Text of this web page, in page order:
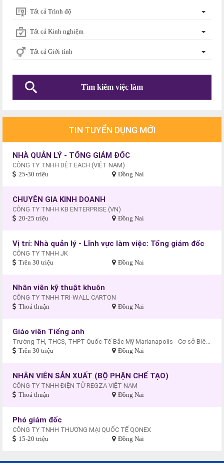
Tất cả Trình độ
Tất cả Kinh nghiệm
Tất cả Giới tính
TIN TUYỂN DỤNG MỚI
NHÀ QUẢN LÝ - TỔNG GIÁM ĐỐC
CÔNG TY TNHH DỆT EACH (VIỆT NAM)
25-30 triệu Đồng Nai
CHUYÊN GIA KINH DOANH
CÔNG TY TNHH KB ENTERPRISE (VN)
20-25 triệu Đồng Nai
Vị trí: Nhà quản lý - Lĩnh vực làm việc: Tổng giám đốc
CÔNG TY TNHH JK
Trên 30 triệu Đồng Nai
Nhân viên kỹ thuật khuôn
CÔNG TY TNHH TRI-WALL CARTON
Thoả thuận Đồng Nai
Giáo viên Tiếng anh
Trường TH, THCS, THPT Quốc Tế Bắc Mỹ Marianapolis - Cơ sở Biên Hòa
Trên 30 triệu Đồng Nai
NHÂN VIÊN SẢN XUẤT (BỘ PHẬN CHẾ TẠO)
CÔNG TY TNHH ĐIỆN TỬ REGZA VIỆT NAM
Thoả thuận Đồng Nai
Phó giám đốc
CÔNG TY TNHH THƯƠNG MẠI QUỐC TẾ QONEX
15-20 triệu Đồng Nai